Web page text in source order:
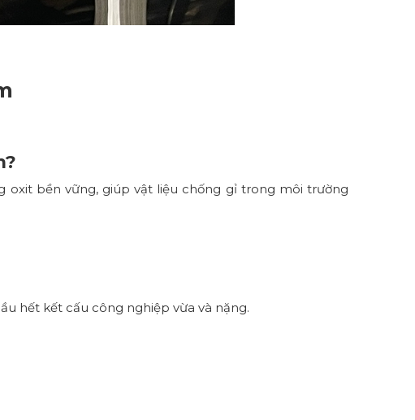
oxit bền vững, giúp vật liệu chống gỉ trong môi trường
hết kết cấu công nghiệp vừa và nặng.